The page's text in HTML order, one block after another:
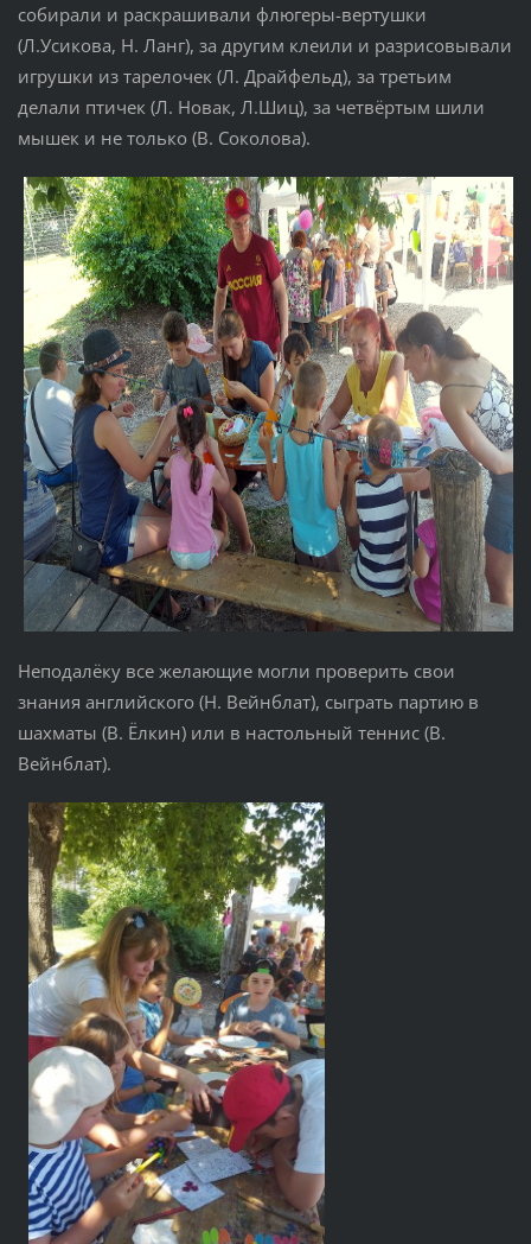
собирали и раскрашивали флюгеры-вертушки
(Л.Усикова, Н. Ланг), за другим клеили и разрисовывали
игрушки из тарелочек (Л. Драйфельд), за третьим
делали птичек (Л. Новак, Л.Шиц), за четвёртым шили
мышек и не только (В. Соколова).
Неподалёку все желающие могли проверить свои
знания английского (Н. Вейнблат), сыграть партию в
шахматы (В. Ёлкин) или в настольный теннис (В.
Вейнблат).